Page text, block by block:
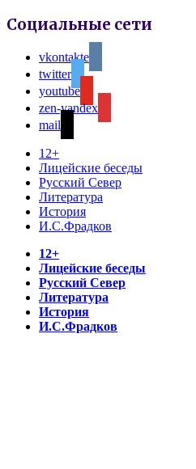
Социальные сети
vkontakte
twitter
youtube
zen-yandex
mail
12+
Лицейские беседы
Русский Север
Литература
История
И.С.Фрадков
12+
Лицейские беседы
Русский Север
Литература
История
И.С.Фрадков